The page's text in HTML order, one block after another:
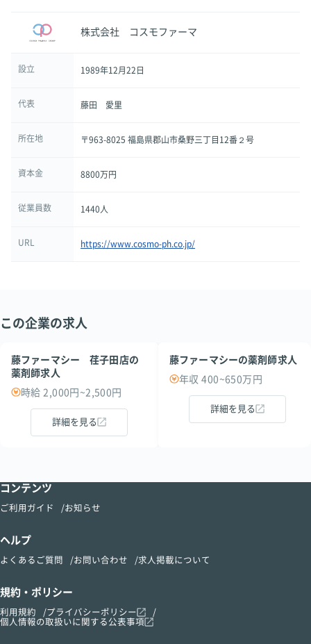
株式会社 コスモファーマ
設立 1989年12月22日
代表 藤田 愛里
所在地 〒963-8025 福島県郡山市桑野三丁目12番２号
資本金 8800万円
従業員数 1440人
URL https://www.cosmo-ph.co.jp/
この企業の求人
藤ファーマシー 荏子田店の
薬剤師求人
時給 2,000円~2,500円
詳細を見る
藤ファーマシーの薬剤師求人
年収 400~650万円
詳細を見る
コンテンツ
ご利用ガイド お知らせ
ヘルプ
よくあるご質問 お問い合わせ 求人掲載について
規約・ポリシー
利用規約
プライバシーポリシー
個人情報の取扱いに関する公表事項